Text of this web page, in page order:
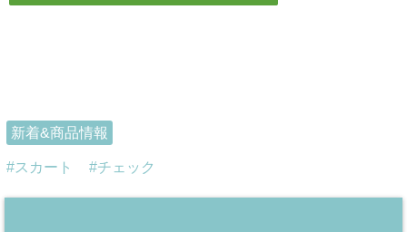
新着&商品情報
スカート チェック